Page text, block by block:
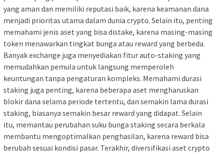
yang aman dan memiliki reputasi baik, karena keamanan dana
menjadi prioritas utama dalam dunia crypto. Selain itu, penting
memahami jenis aset yang bisa distake, karena masing-masing
token menawarkan tingkat bunga atau reward yang berbeda.
Banyak exchange juga menyediakan fitur auto-staking yang
memudahkan pemula untuk langsung memperoleh
keuntungan tanpa pengaturan kompleks. Memahami durasi
staking juga penting, karena beberapa aset mengharuskan
blokir dana selama periode tertentu, dan semakin lama durasi
staking, biasanya semakin besar reward yang didapat. Selain
itu, memantau perubahan suku bunga staking secara berkala
membantu mengoptimalkan penghasilan, karena reward bisa
berubah sesuai kondisi pasar. Terakhir, diversifikasi aset crypto